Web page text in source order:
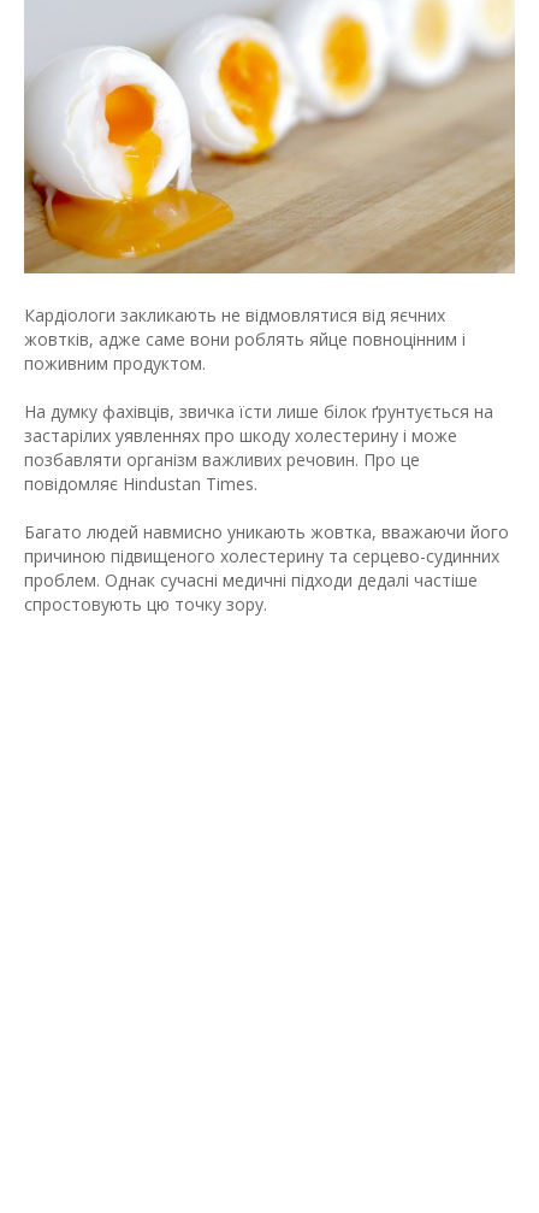
Кардіологи закликають не відмовлятися від яєчних
жовтків, адже саме вони роблять яйце повноцінним і
поживним продуктом.
На думку фахівців, звичка їсти лише білок ґрунтується на
застарілих уявленнях про шкоду холестерину і може
позбавляти організм важливих речовин. Про це
повідомляє Hindustan Times.
Багато людей навмисно уникають жовтка, вважаючи його
причиною підвищеного холестерину та серцево-судинних
проблем. Однак сучасні медичні підходи дедалі частіше
спростовують цю точку зору.